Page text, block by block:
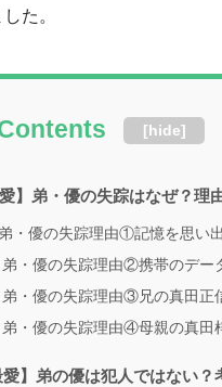
た。
[hide]
】弟・優の失踪はなぜ？理
弟・優の失踪理由①記憶を思い
弟・優の失踪理由②携帯のデー
弟・優の失踪理由③兄の真田正
弟・優の失踪理由④母親の真田
愛】弟の優は犯人ではない？